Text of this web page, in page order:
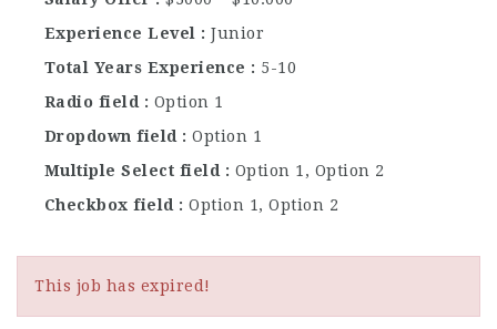
Experience Level
Junior
Total Years Experience
5-10
Radio field
Option 1
Dropdown field
Option 1
Multiple Select field
Option 1, Option 2
Checkbox field
Option 1, Option 2
This job has expired!